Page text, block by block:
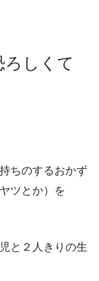
しくて
ちのするおかず
ツとか）を
と２人きりの生